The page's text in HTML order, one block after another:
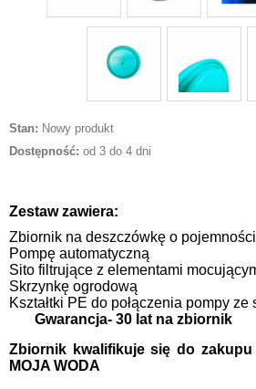
Stan: Nowy produkt
Dostępność: od 3 do 4 dni
Zestaw zawiera:
Zbiornik na deszczówkę o
Pompę automatyczną
Sito filtrujące z elementami
Skrzynkę ogrodową
Kształtki PE do połączenia pompy ze
Gwarancja- 30 lat na zbiornik
Zbiornik kwalifikuje się do
MOJA WODA